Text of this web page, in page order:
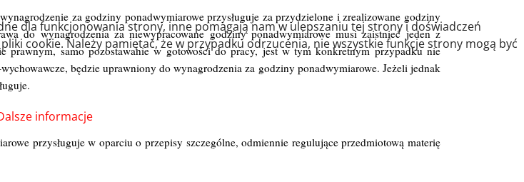
za godziny ponadwymiarowe przysługuje za przydzielone i zrealizowane godziny
do wynagrodzenia za niewypracowane godziny ponadwymiarowe musi zaistnieć jeden z
samo pozostawanie w gotowości do pracy, jest w tym konkretnym przypadku nie
będzie uprawniony do wynagrodzenia za godziny ponadwymiarowe. Jeżeli jednak
przysługuje w oparciu o przepisy szczególne, odmiennie regulujące przedmiotową materię
dla funkcjonowania strony, inne pomagają nam w ulepszaniu tej strony i doświadczeń
cookie. Należy pamiętać, że w przypadku odrzucenia, nie wszystkie funkcje strony mogą być
informacje